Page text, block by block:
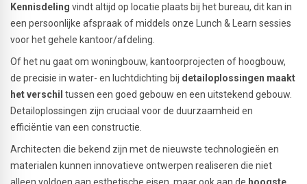
Kennisdeling vindt altijd op locatie plaats bij het bureau, dit kan in
een persoonlijke afspraak of middels onze Lunch & Learn sessies
voor het gehele kantoor/afdeling.
Of het nu gaat om woningbouw, kantoorprojecten of hoogbouw,
de precisie in water- en luchtdichting bij detailoplossingen maakt
het verschil tussen een goed gebouw en een uitstekend gebouw.
Detailoplossingen zijn cruciaal voor de duurzaamheid en
efficiëntie van een constructie.
Architecten die bekend zijn met de nieuwste technologieën en
materialen kunnen innovatieve ontwerpen realiseren die niet
alleen voldoen aan esthetische eisen, maar ook aan de hoogste